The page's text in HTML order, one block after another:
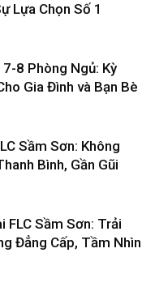
Lựa Chọn Số 1
8 Phòng Ngủ: Kỳ
Gia Đình và Bạn Bè
Sầm Sơn: Không
Bình, Gần Gũi
FLC Sầm Sơn: Trải
Đẳng Cấp, Tầm Nhìn